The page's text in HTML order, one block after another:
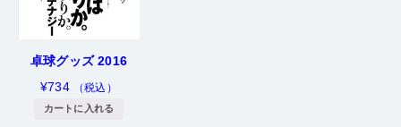
卓球グッズ 2016
¥734 （税込）
カートに入れる